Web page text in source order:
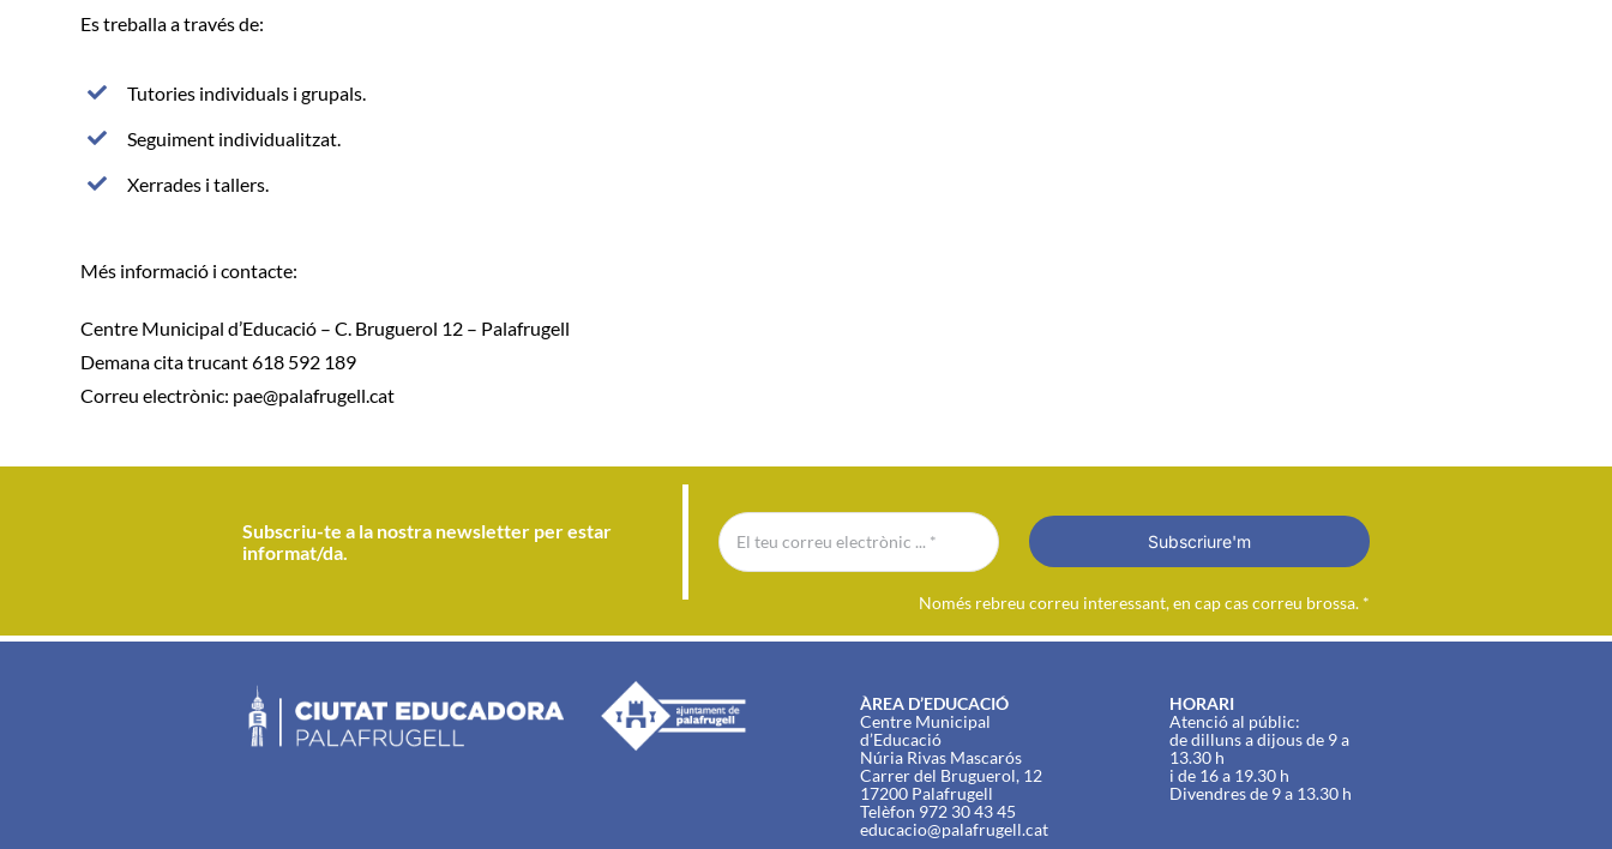
Es treballa a través de:
Tutories individuals i grupals.
Seguiment individualitzat.
Xerrades i tallers.
Més informació i contacte:
Centre Municipal d’Educació – C. Bruguerol 12 – Palafrugell
Demana cita trucant 618 592 189
Correu electrònic: pae@palafrugell.cat
Subscriu-te a la nostra newsletter per estar
informat/da.
Subscriure'm
Només rebreu correu interessant, en cap cas correu brossa. *
ÀREA D’EDUCACIÓ
Centre Municipal
d’Educació
Núria Rivas Mascarós
Carrer del Bruguerol, 12
17200 Palafrugell
Telèfon 972 30 43 45
educacio@palafrugell.cat
HORARI
Atenció al públic:
de dilluns a dijous de 9 a
13.30 h
i de 16 a 19.30 h
Divendres de 9 a 13.30 h